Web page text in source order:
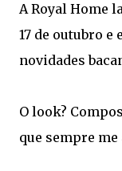
A Royal Home
17 de outubro e
novidades
O look?
que sempre